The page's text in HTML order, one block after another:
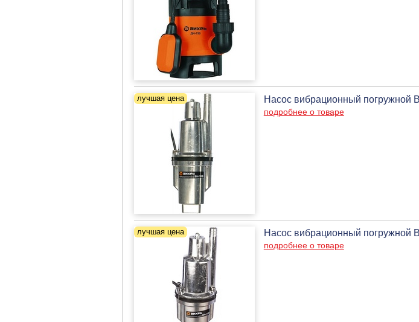
Насос вибрационный погружной
подробнее о товаре
Насос вибрационный погружной
подробнее о товаре